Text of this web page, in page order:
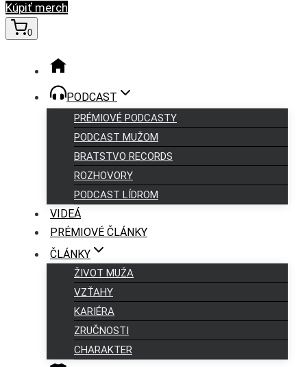
Kúpiť merch
0
PODCAST
PRÉMIOVÉ PODCASTY
PODCAST MUŽOM
BRATSTVO RECORDS
ROZHOVORY
PODCAST LÍDROM
VIDEÁ
PRÉMIOVÉ ČLÁNKY
ČLÁNKY
ŽIVOT MUŽA
VZŤAHY
KARIÉRA
ZRUČNOSTI
CHARAKTER